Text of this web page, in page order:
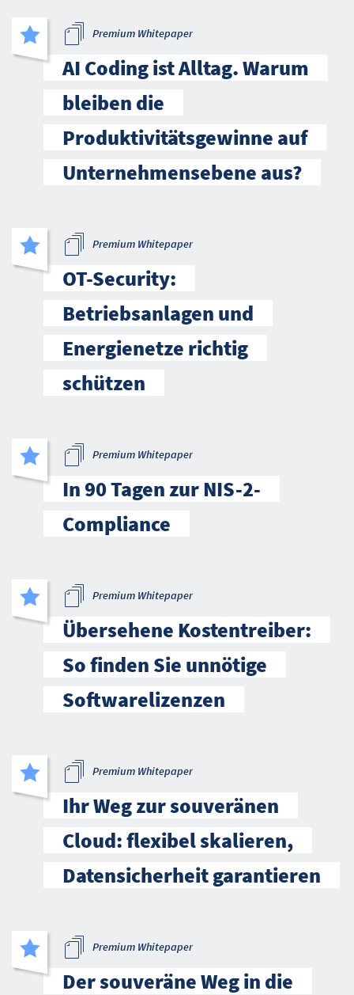
Premium Whitepaper
AI Coding ist Alltag. Warum
bleiben die
Produktivitätsgewinne auf
Unternehmensebene aus?
Premium Whitepaper
OT-Security:
Betriebsanlagen und
Energienetze richtig
schützen
Premium Whitepaper
In 90 Tagen zur NIS-2-
Compliance
Premium Whitepaper
Übersehene Kostentreiber:
So finden Sie unnötige
Softwarelizenzen
Premium Whitepaper
Ihr Weg zur souveränen
Cloud: flexibel skalieren,
Datensicherheit garantieren
Premium Whitepaper
Der souveräne Weg in die